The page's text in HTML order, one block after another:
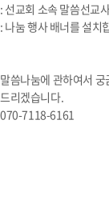
: 선교회 소속 말씀선교
: 나눔 행사 배너를 설치
말씀나눔에 관하여서
드리겠습니다.
070-7118-6161